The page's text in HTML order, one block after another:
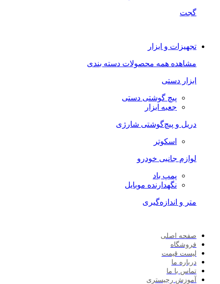
گجت
تجهیزات و ابزار
مشاهده همه محصولات دسته بندی
ابزار دستی
پیچ گوشتی دستی
جعبه ابزار
دریل و پیچ‌گوشتی شارژی
اسکوتر
لوازم جانبی خودرو
پمپ باد
نگهدارنده موبایل
متر و اندازه‌گیری
صفحه اصلی
فروشگاه
لیست قیمت
درباره ما
تماس با ما
آموزش رجیستری